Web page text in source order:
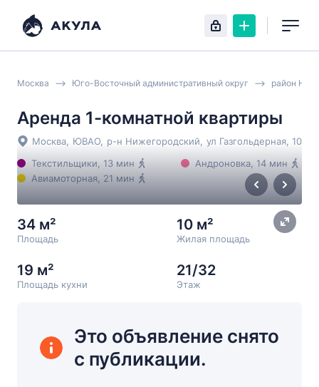
Москва Юго-Восточный административный округ район
Аренда 1-комнатной квартиры
Москва, ЮВАО, р-н Нижегородский, ул Газгольдерная, 10
Текстильщики, 13 мин Андроновка, 14 мин
Авиамоторная, 21 мин
34 м²
Площадь
10 м²
Жилая площадь
19 м²
Площадь кухни
21/32
Этаж
Это объявление снято
с публикации.